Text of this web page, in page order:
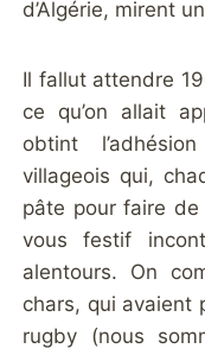
d’Algérie, mirent
Il fallut attendre
ce qu’on allait
obtint
villageois qui,
pâte pour faire
vous festif
alentours. On
chars, qui avaient
rugby (nous